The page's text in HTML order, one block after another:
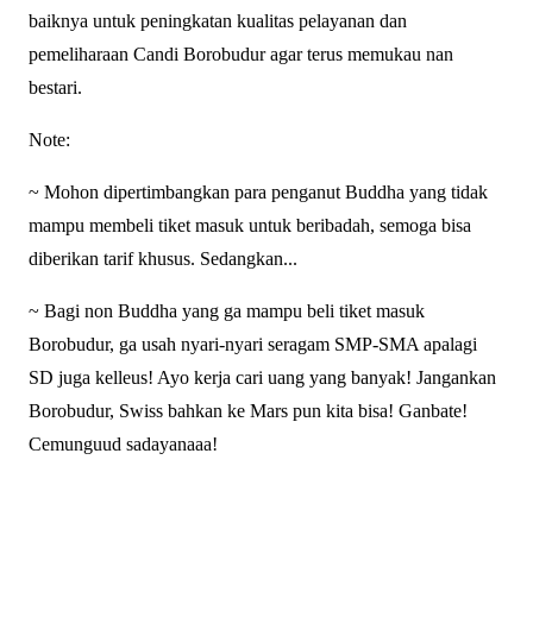
baiknya untuk peningkatan kualitas pelayanan dan
pemeliharaan Candi Borobudur agar terus memukau nan
bestari.
Note:
~ Mohon dipertimbangkan para penganut Buddha yang tidak
mampu membeli tiket masuk untuk beribadah, semoga bisa
diberikan tarif khusus. Sedangkan...
~ Bagi non Buddha yang ga mampu beli tiket masuk
Borobudur, ga usah nyari-nyari seragam SMP-SMA apalagi
SD juga kelleus! Ayo kerja cari uang yang banyak! Jangankan
Borobudur, Swiss bahkan ke Mars pun kita bisa! Ganbate!
Cemunguud sadayanaaa!